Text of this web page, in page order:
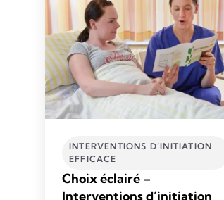
INTERVENTIONS D’INITIATION
EFFICACE
Choix éclairé –
Interventions d’initiation